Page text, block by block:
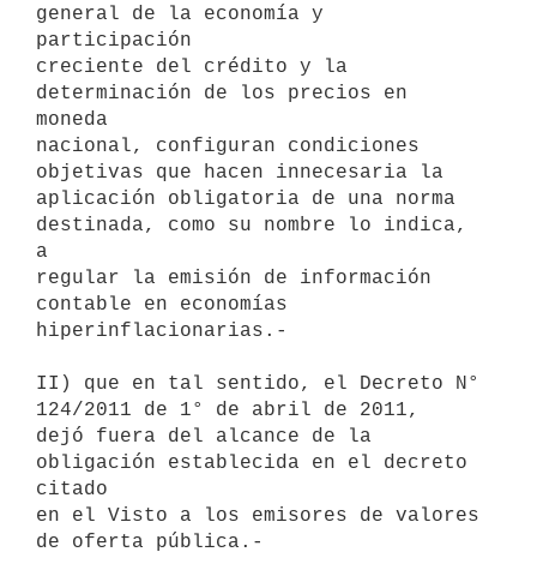
general de la economía y
participación
creciente del crédito y la
determinación de los precios en
moneda
nacional, configuran condiciones
objetivas que hacen innecesaria la
aplicación obligatoria de una norma
destinada, como su nombre lo indica,
a
regular la emisión de información
contable en economías
hiperinflacionarias.-
II) que en tal sentido, el Decreto N°
124/2011 de 1° de abril de 2011,
dejó fuera del alcance de la
obligación establecida en el decreto
citado
en el Visto a los emisores de valores
de oferta pública.-